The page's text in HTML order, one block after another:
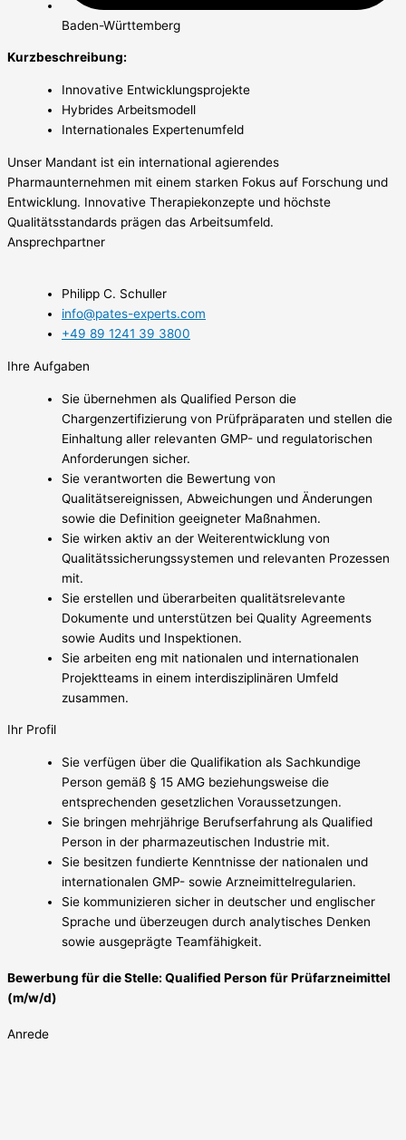
Baden-Württemberg
Kurzbeschreibung:
Innovative Entwicklungsprojekte
Hybrides Arbeitsmodell
Internationales Expertenumfeld
Unser Mandant ist ein international agierendes
Pharmaunternehmen mit einem starken Fokus auf Forschung und
Entwicklung. Innovative Therapiekonzepte und höchste
Qualitätsstandards prägen das Arbeitsumfeld.
Ansprechpartner
Philipp C. Schuller
info@pates-experts.com
+49 89 1241 39 3800
Ihre Aufgaben
Sie übernehmen als Qualified Person die
Chargenzertifizierung von Prüfpräparaten und stellen die
Einhaltung aller relevanten GMP- und regulatorischen
Anforderungen sicher.
Sie verantworten die Bewertung von
Qualitätsereignissen, Abweichungen und Änderungen
sowie die Definition geeigneter Maßnahmen.
Sie wirken aktiv an der Weiterentwicklung von
Qualitätssicherungssystemen und relevanten Prozessen
mit.
Sie erstellen und überarbeiten qualitätsrelevante
Dokumente und unterstützen bei Quality Agreements
sowie Audits und Inspektionen.
Sie arbeiten eng mit nationalen und internationalen
Projektteams in einem interdisziplinären Umfeld
zusammen.
Ihr Profil
Sie verfügen über die Qualifikation als Sachkundige
Person gemäß § 15 AMG beziehungsweise die
entsprechenden gesetzlichen Voraussetzungen.
Sie bringen mehrjährige Berufserfahrung als Qualified
Person in der pharmazeutischen Industrie mit.
Sie besitzen fundierte Kenntnisse der nationalen und
internationalen GMP- sowie Arzneimittelregularien.
Sie kommunizieren sicher in deutscher und englischer
Sprache und überzeugen durch analytisches Denken
sowie ausgeprägte Teamfähigkeit.
Bewerbung für die Stelle: Qualified Person für Prüfarzneimittel
(m/w/d)
Anrede